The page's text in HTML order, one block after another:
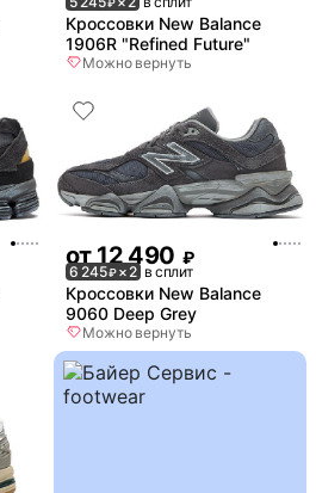
₽
Кроссовки New Balance
1906R "Refined Future"
Можно вернуть
от 12 490 ₽
6 245₽× 2 в сплит
Кроссовки New Balance
9060 Deep Grey
Можно вернуть